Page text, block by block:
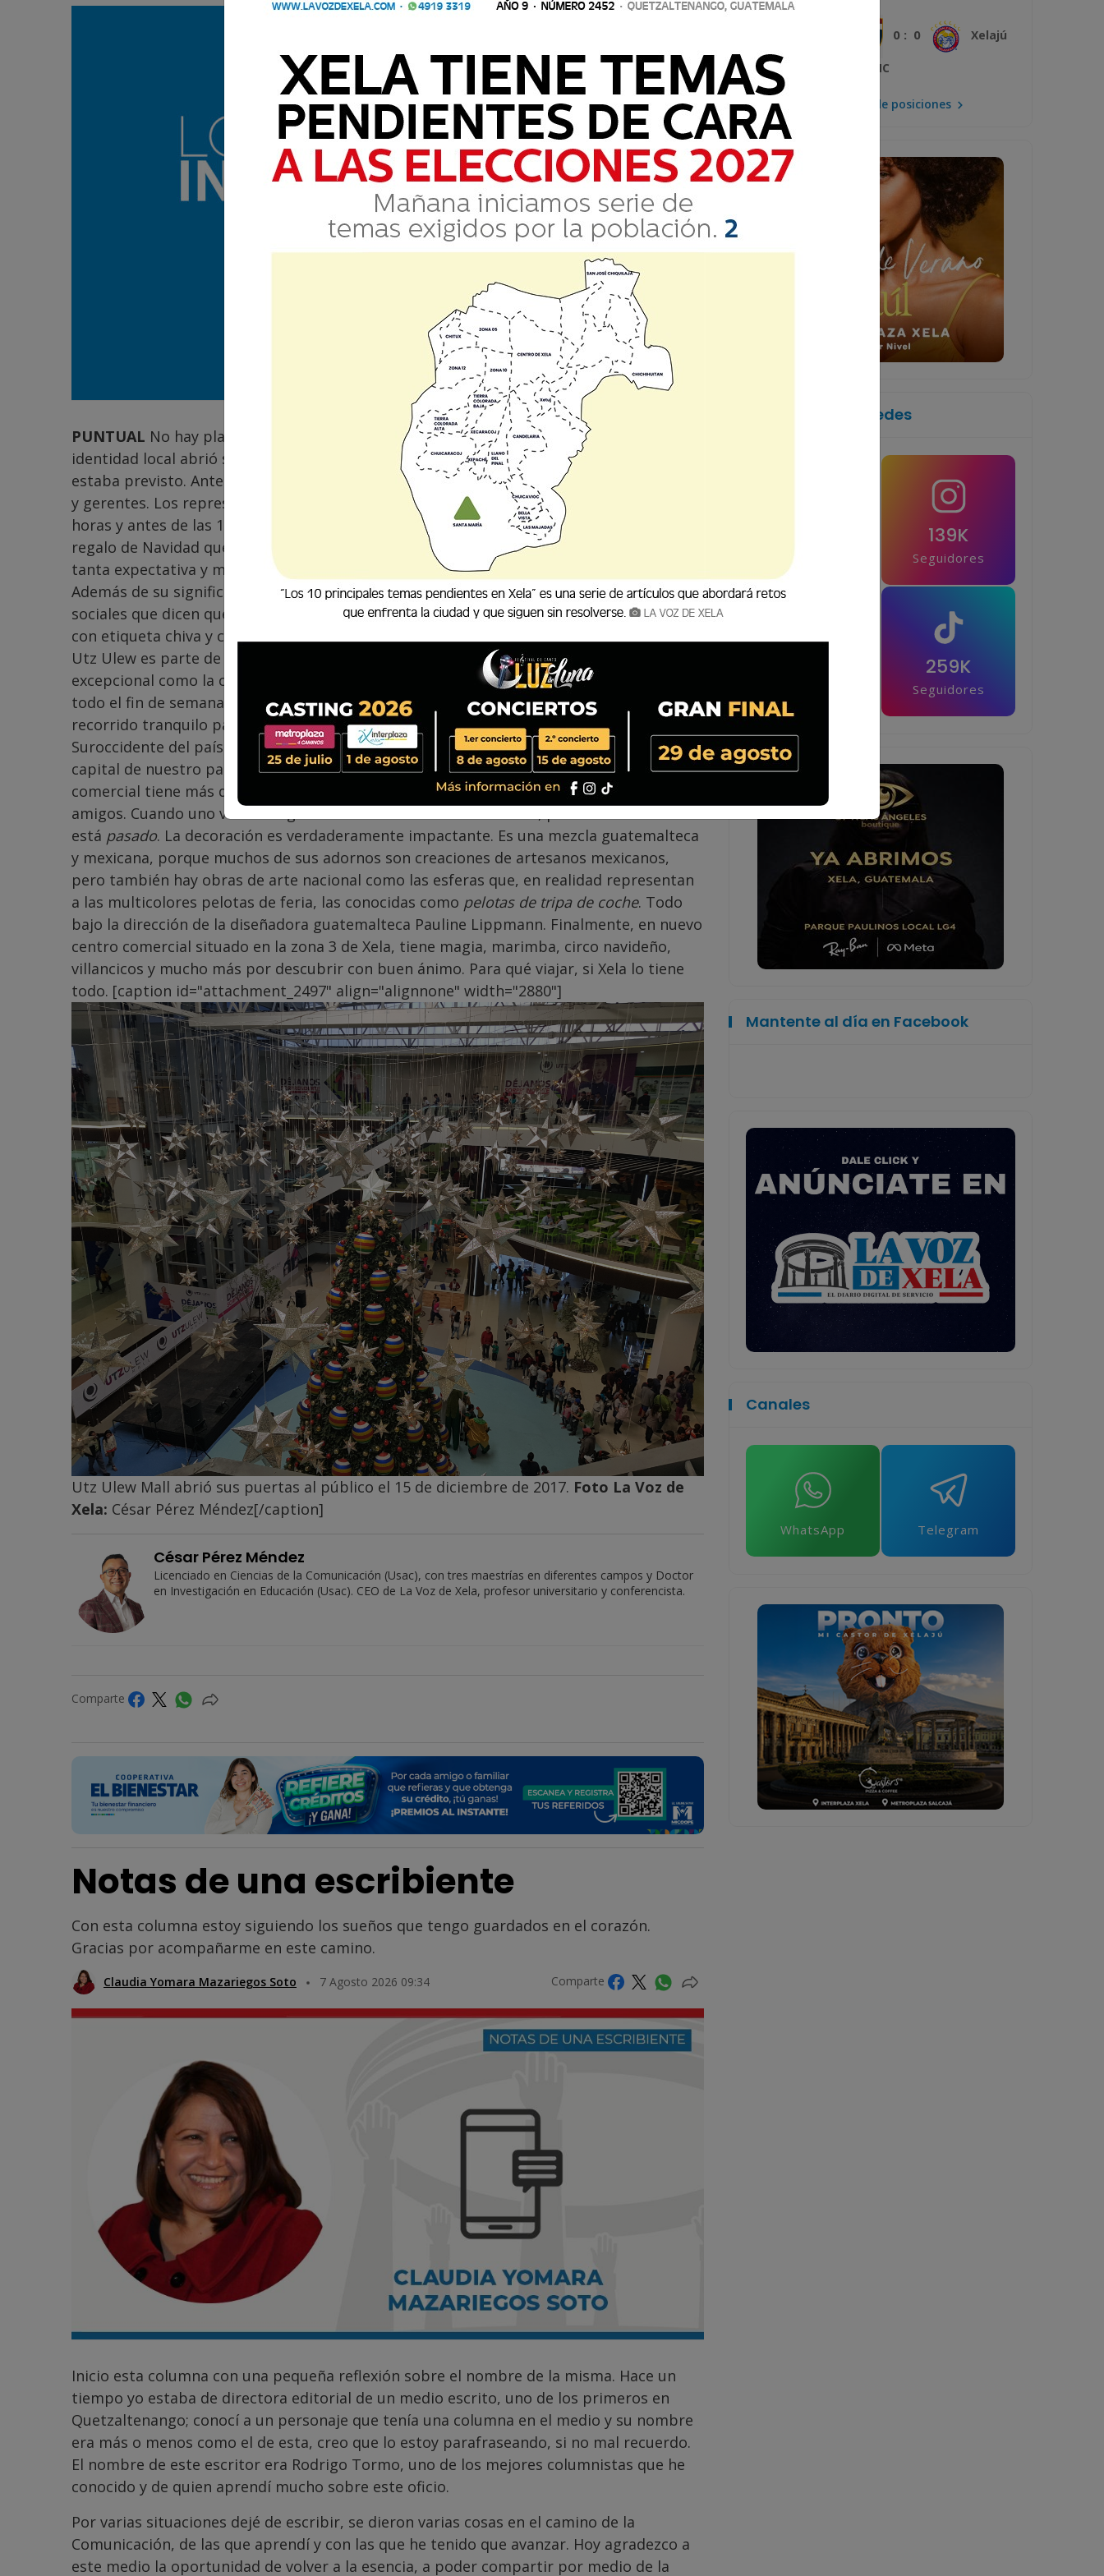
PUNTUAL No hay plazo que no se cumpla ni hora que no llegue. El centro comercial con
identidad local abrió sus puertas al público este 15 de diciembre a las 10 horas como
estaba previsto. Antes hubo un acto inaugural a cargo de miembros de la junta directiva
y gerentes. Los representantes de los medios de comunicación ingresaron a las 8.30
horas y antes de las 10 ya había cola del público para entrar. Utz Ulew Mall es como un
regalo de Navidad que nadie esperó abrirlo hasta el 24 a la media noche. Después de
tanta expectativa y memes sobre la apertura, el día llegó y ahora es una realidad.
Además de su significado en idioma k´iche´ Utz Ulew:Buena Tierra , escucho tambores
sociales que dicen que en realidad es
el corazón de Xela, porque es un centro comercial
con etiqueta chiva y con denominación de origen: Quetzaltenango. En pocas palabras
Utz Ulew es parte de la identidad local que rememora la pujanza de este territorio
excepcional como la capital del Sexto Estado de Los Altos. Les sugiero que desde hoy y
todo el fin de semana hagan un espacio en su agenda para conocer el mall y hagan un
recorrido tranquilo para disfrutar de la modernidad instalada en la capital del
Suroccidente del país. Nada hay que envidiarles a los mejores centros comerciales de la
capital de nuestro país, México o Estados Unidos, si ahora lo tenemos todo. Este centro
comercial tiene más que tiendas y restaurantes, un ambiente familiar y para convivir con
amigos. Cuando uno va a un lugar con buen ánimo todo es bonito, pero Utz Ulew Mall
está pasado. La decoración es verdaderamente impactante. Es una mezcla guatemalteca
y mexicana, porque muchos de sus adornos son creaciones de artesanos mexicanos,
pero también hay obras de arte nacional como las esferas que, en realidad representan
a las multicolores pelotas de feria, las conocidas como pelotas de tripa de coche. Todo
bajo la dirección de la diseñadora guatemalteca Pauline Lippmann. Finalmente, en nuevo
centro comercial situado en la zona 3 de Xela, tiene magia, marimba, circo navideño,
villancicos y mucho más por descubrir con buen ánimo. Para qué viajar, si Xela lo tiene
todo. [caption id="attachment_2497" align="alignnone" width="2880"]
Utz Ulew Mall abrió sus puertas al público el 15 de diciembre de 2017. Foto La Voz de
Xela: César Pérez Méndez[/caption]
César Pérez Méndez
Licenciado en Ciencias de la Comunicación (Usac), con tres maestrías en diferentes campos y Doctor
en Investigación en Educación (Usac). CEO de La Voz de Xela, profesor universitario y conferencista.
Comparte
Notas de una escribiente
Con esta columna estoy siguiendo los sueños que tengo guardados en el corazón.
Gracias por acompañarme en este camino.
Claudia Yomara Mazariegos Soto 7 Agosto 2026 09:34 Comparte
Inicio esta columna con una pequeña reflexión sobre el nombre de la misma. Hace un
tiempo yo estaba de directora editorial de un medio escrito, uno de los primeros en
Quetzaltenango; conocí a un personaje que tenía una columna en el medio y su nombre
era más o menos como el de esta, creo que lo estoy parafraseando, si no mal recuerdo.
El nombre de este escritor era Rodrigo Tormo, uno de los mejores columnistas que he
conocido y de quien aprendí mucho sobre este oficio.
Por varias situaciones dejé de escribir, se dieron varias cosas en el camino de la
Comunicación, de las que aprendí y con las que he tenido que avanzar. Hoy agradezco a
este medio la oportunidad de volver a la esencia, a poder compartir por medio de la
0 : 0 Xelajú
MC
Mira la tabla de posiciones
Síguenos en las redes
Seguidores
139K
Seguidores
259K
Seguidores
Mantente al día en Facebook
Canales
WhatsApp Telegram